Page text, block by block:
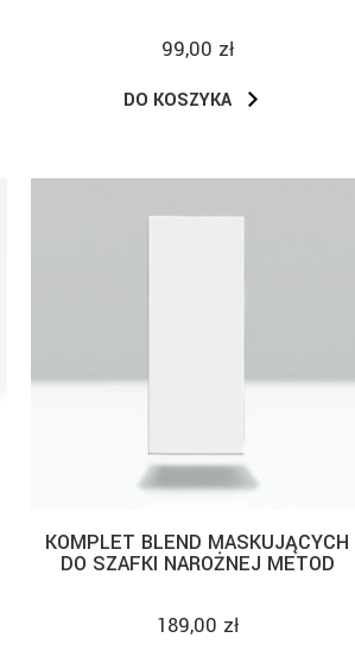
99,00 zł
DO KOSZYKA
KOMPLET BLEND MASKUJĄCYCH
DO SZAFKI NAROŻNEJ METOD
189,00 zł